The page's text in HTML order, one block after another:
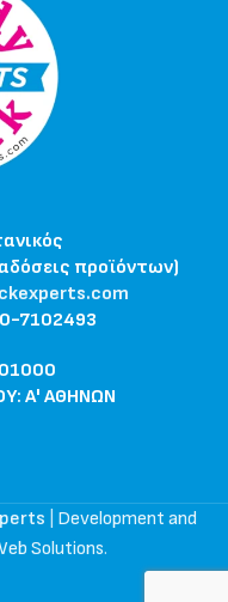
προϊόντων)
7102493
Α' ΑΘΗΝΩΝ
Development and
Solutions.